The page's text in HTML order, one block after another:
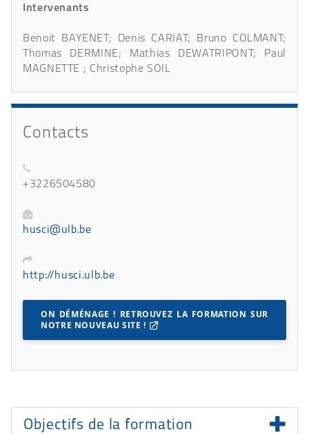
Intervenants
Benoit BAYENET; Denis CARIAT; Bruno COLMANT;
Thomas DERMINE; Mathias DEWATRIPONT; Paul
MAGNETTE ; Christophe SOIL
Contacts
+3226504580
husci@ulb.be
http://husci.ulb.be
ON DÉMÉNAGE ! RETROUVEZ LA FORMATION SUR
NOTRE NOUVEAU SITE !
Présentation
Objectifs de la formation